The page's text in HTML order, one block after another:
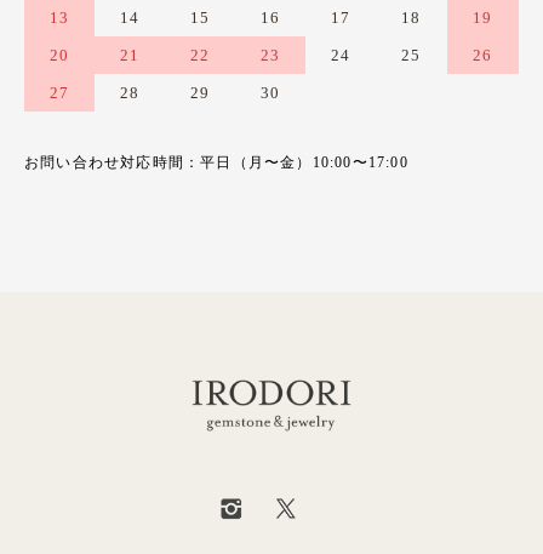
13 14 15 16 17 18 19
20 21 22 23 24 25 26
27 28 29 30
お問い合わせ対応時間：平日（月〜金）10:00〜17:00